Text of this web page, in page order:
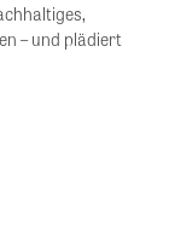
– und plädiert